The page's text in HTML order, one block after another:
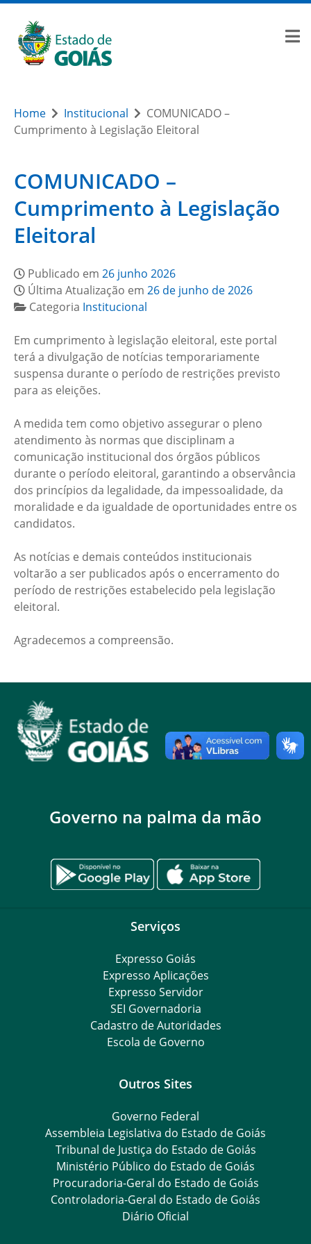
Home Institucional
COMUNICADO –
Cumprimento à Legislação Eleitoral
COMUNICADO –
Cumprimento à Legislação
Eleitoral
Publicado em 26 junho 2026
Última Atualização em 26 de junho de 2026
Categoria Institucional
Em cumprimento à legislação eleitoral, este portal
terá a divulgação de notícias temporariamente
suspensa durante o período de restrições previsto
para as eleições.
A medida tem como objetivo assegurar o pleno
atendimento às normas que disciplinam a
comunicação institucional dos órgãos públicos
durante o período eleitoral, garantindo a observância
dos princípios da legalidade, da impessoalidade, da
moralidade e da igualdade de oportunidades entre os
candidatos.
As notícias e demais conteúdos institucionais
voltarão a ser publicados após o encerramento do
período de restrições estabelecido pela legislação
eleitoral.
Agradecemos a compreensão.
Governo na palma da mão
Serviços
Expresso Goiás
Expresso Aplicações
Expresso Servidor
SEI Governadoria
Cadastro de Autoridades
Escola de Governo
Outros Sites
Governo Federal
Assembleia Legislativa do Estado de Goiás
Tribunal de Justiça do Estado de Goiás
Ministério Público do Estado de Goiás
Procuradoria-Geral do Estado de Goiás
Controladoria-Geral do Estado de Goiás
Diário Oficial